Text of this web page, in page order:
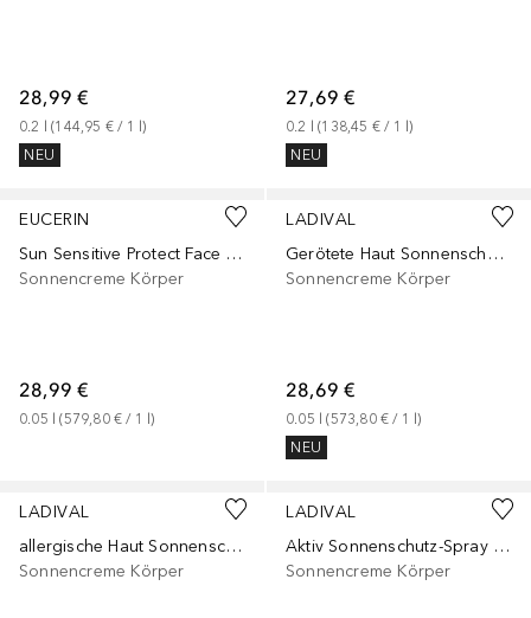
28,99 €
0.2 (144,95 € / 1 l)
NEU
27,69 €
0.2 (138,45 € / 1 l)
NEU
EUCERIN
Sun Sensitive Protect Face Sun Creme LSF 50+
Sonnencreme Körper
28,99 €
0.05 (579,80 € / 1 l)
LADIVAL
Gerötete Haut Sonnenschutz-Gel getönt LSF 50+
Sonnencreme Körper
28,69 €
0.05 (573,80 € / 1 l)
NEU
LADIVAL
allergische Haut Sonnenschutz-Spray LSF 50+
Sonnencreme Körper
LADIVAL
Aktiv Sonnenschutz-Spray LSF 50+
Sonnencreme Körper